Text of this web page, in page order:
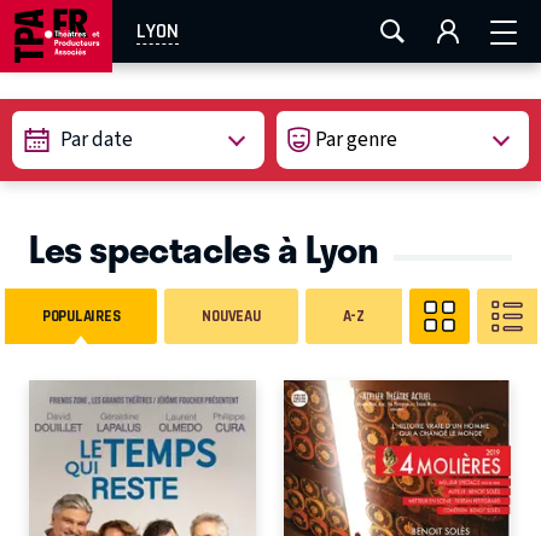
LYON
AIX-MARSEILLE LA ROCHELLE
EN TOURNÉE
Par date
Les spectacles à Lyon
POPULAIRES NOUVEAU A-Z